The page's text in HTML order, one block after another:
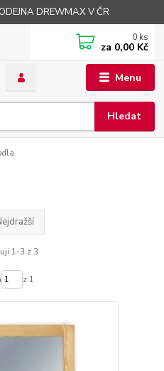
DREWMAX V ČR
Menu
Hledat
0 ks
za 0,00 Kč
1-3 z 3
z 1